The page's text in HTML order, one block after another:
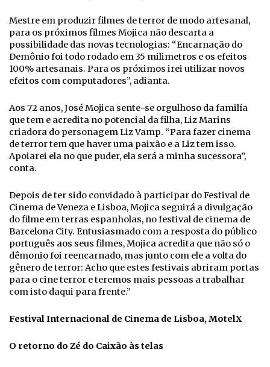
Mestre em produzir filmes de terror de modo artesanal,
para os próximos filmes Mojica não descarta a
possibilidade das novas tecnologias: “Encarnação do
Demônio foi todo rodado em 35 milimetros e os efeitos
100% artesanais. Para os próximos irei utilizar novos
efeitos com computadores”, adianta.
Aos 72 anos, José Mojica sente-se orgulhoso da familía
que tem e acredita no potencial da filha, Liz Marins
criadora do personagem Liz Vamp. “Para fazer cinema
de terror tem que haver uma paixão e a Liz tem isso.
Apoiarei ela no que puder, ela será a minha sucessora”,
conta.
Depois de ter sido convidado à participar do Festival de
Cinema de Veneza e Lisboa, Mojica seguirá a divulgação
do filme em terras espanholas, no festival de cinema de
Barcelona City. Entusiasmado com a resposta do público
português aos seus filmes, Mojica acredita que não só o
dêmonio foi reencarnado, mas junto com ele a volta do
gênero de terror: Acho que estes festivais abriram portas
para o cine terror e teremos mais pessoas a trabalhar
com isto daqui para frente.”
Festival Internacional de Cinema de Lisboa, MotelX
O retorno do Zé do Caixão às telas